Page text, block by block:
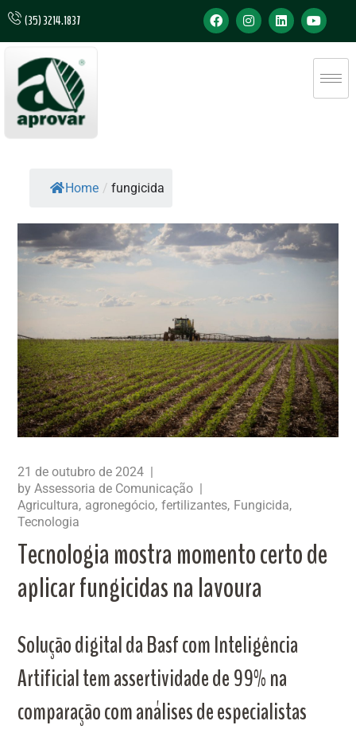
(35) 3214.1837
Home / fungicida
21 de outubro de 2024
byAssessoria de Comunicação
Agricultura agronegócio fertilizantes Fungicida
Tecnologia
Tecnologia mostra momento certo de
aplicar fungicidas na lavoura
Solução digital da Basf com Inteligência
Artificial tem assertividade de 99% na
comparação com análises de especialistas